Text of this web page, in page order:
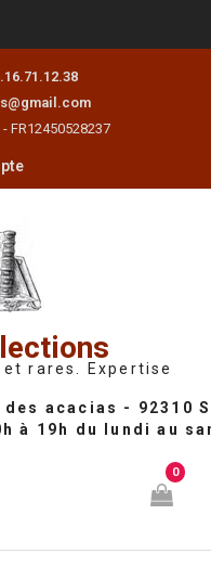
FR12450528237
rares. Expertise
0